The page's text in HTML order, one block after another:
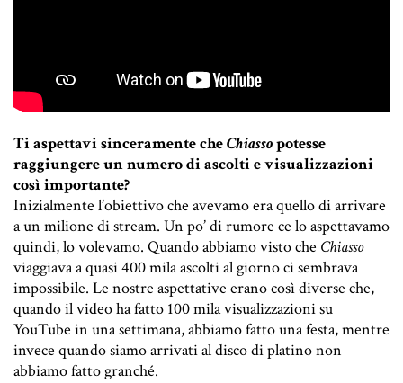
Ti aspettavi sinceramente cheChiassopotesse
raggiungere un numero di ascolti e visualizzazioni
così importante?
Inizialmente l’obiettivo che avevamo era quello di arrivare
a un milione di stream. Un po’ di rumore ce lo aspettavamo
quindi, lo volevamo. Quando abbiamo visto che Chiasso
viaggiava a quasi 400 mila ascolti al giorno ci sembrava
impossibile. Le nostre aspettative erano così diverse che,
quando il video ha fatto 100 mila visualizzazioni su
YouTube in una settimana, abbiamo fatto una festa, mentre
invece quando siamo arrivati al disco di platino non
abbiamo fatto granché.